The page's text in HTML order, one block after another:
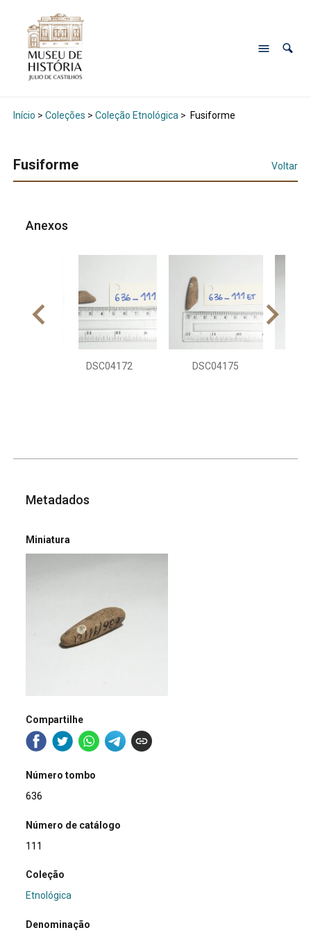
Início > Coleções > Coleção Etnológica > Fusiforme
Fusiforme Voltar
Anexos
DSC04172 DSC04175
Metadados
Miniatura
Compartilhe
Número tombo
636
Número de catálogo
111
Coleção
Etnológica
Denominação